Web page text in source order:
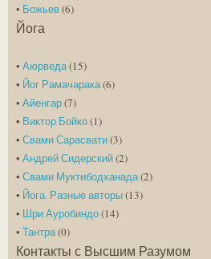
• Божьев(6)
Йога
• Аюрведа(15)
• Йог Рамачарака(6)
• Айенгар(7)
• Виктор Бойко(1)
• Свами Сарасвати(3)
• Андрей Сидерский(2)
• Свами Муктибодханада(2)
• Йога. Разные авторы(13)
• Шри Ауробиндо(14)
• Тантра(0)
Контакты с Высшим Разумом